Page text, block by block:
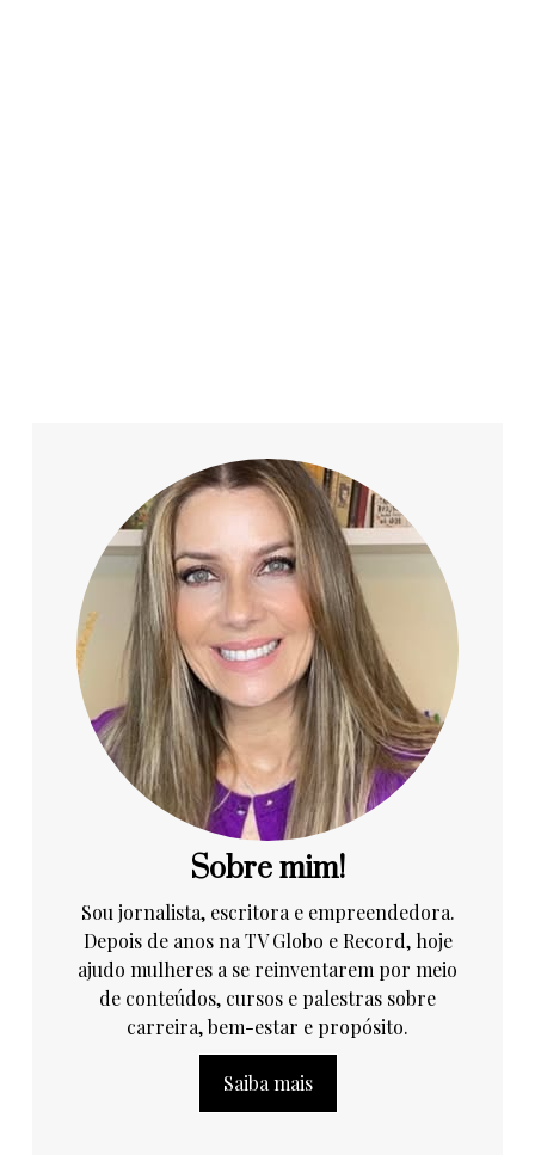
Sobre mim!
Sou jornalista, escritora e empreendedora.
Depois de anos na TV Globo e Record, hoje
ajudo mulheres a se reinventarem por meio
de conteúdos, cursos e palestras sobre
carreira, bem-estar e propósito.
Saiba mais